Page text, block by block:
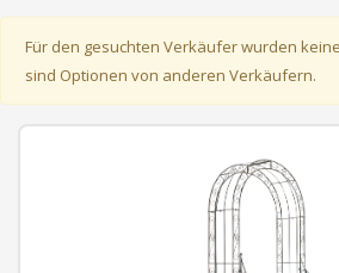
Für den gesuchten Verkäufer wurden
sind Optionen von anderen Verkäufern.